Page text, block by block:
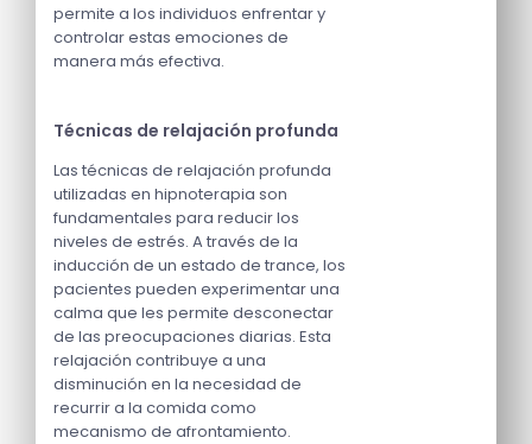
permite a los individuos enfrentar y
controlar estas emociones de
manera más efectiva.
Técnicas de relajación profunda
Las técnicas de relajación profunda
utilizadas en hipnoterapia son
fundamentales para reducir los
niveles de estrés. A través de la
inducción de un estado de trance, los
pacientes pueden experimentar una
calma que les permite desconectar
de las preocupaciones diarias. Esta
relajación contribuye a una
disminución en la necesidad de
recurrir a la comida como
mecanismo de afrontamiento.